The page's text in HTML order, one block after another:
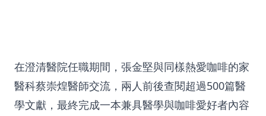
在澄清醫院任職期間，張金堅與同樣熱愛咖啡的家
醫科蔡崇煌醫師交流，兩人前後查閱超過500篇醫
學文獻，最終完成一本兼具醫學與咖啡愛好者內容